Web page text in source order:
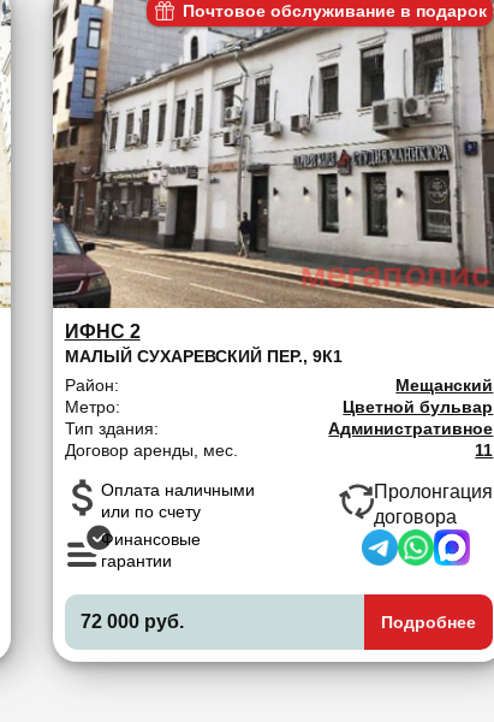
Почтовое обслуживание в подарок
ИФНС 2
МАЛЫЙ СУХАРЕВСКИЙ ПЕР., 9К1
Район:
Мещанский
Метро:
Цветной бульвар
Тип здания:
Административное
Договор аренды, мес.
11
Оплата наличными
или по счету
Финансовые
гарантии
Пролонгация
договора
72 000 руб. Подробнее